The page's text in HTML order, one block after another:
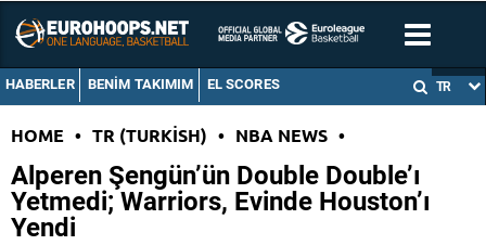
HABERLER BENIM TAKIMIM EL SCORES TR
HOME • TR (TURKISH) • NBA NEWS •
Alperen Şengün’ün Double Double’ı
Yetmedi; Warriors, Evinde Houston’ı
Yendi